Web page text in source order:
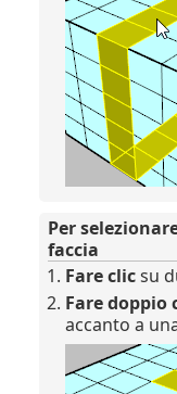
Per
faccia
Fare clicsu
Fare doppio
accanto a